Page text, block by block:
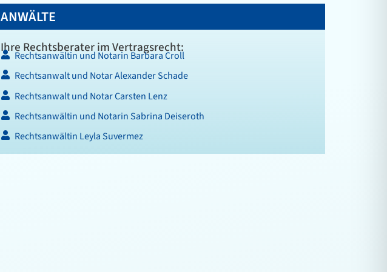
ANWÄLTE
Ihre Rechtsberater im Vertragsrecht:
Rechtsanwältin und Notarin Barbara Croll
Rechtsanwalt und Notar Alexander Schade
Rechtsanwalt und Notar Carsten Lenz
Rechtsanwältin und Notarin Sabrina Deiseroth
Rechtsanwältin Leyla Suvermez